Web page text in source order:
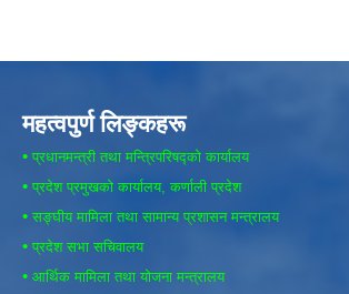
महत्वपुर्ण लिङ्कहरू
• प्रधानमन्त्री तथा मन्त्रिपरिषद्को कार्यालय
• प्रदेश प्रमुखको कार्यालय, कर्णाली प्रदेश
• सङ्घीय मामिला तथा सामान्य प्रशासन मन्त्रालय
• प्रदेश सभा सचिवालय
• आर्थिक मामिला तथा योजना मन्त्रालय